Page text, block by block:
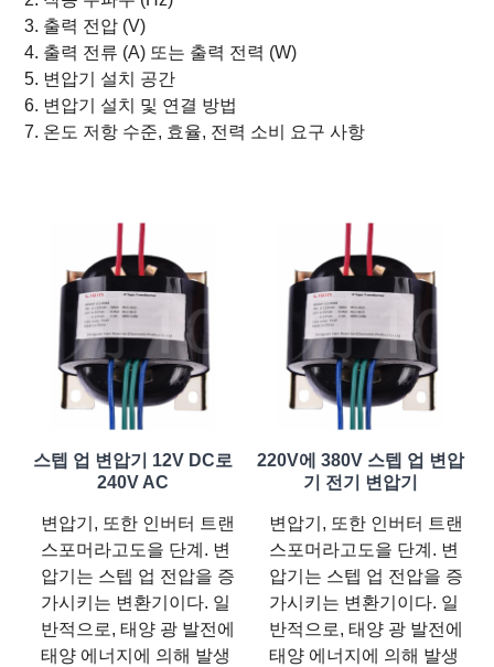
3. 출력 전압 (V)
4. 출력 전류 (A) 또는 출력 전력 (W)
5. 변압기 설치 공간
6. 변압기 설치 및 연결 방법
7. 온도 저항 수준, 효율, 전력 소비 요구 사항
스텝 업 변압기 12V DC로
240V AC
변압기, 또한 인버터 트랜
스포머라고도을 단계. 변
압기는 스텝 업 전압을 증
가시키는 변환기이다. 일
반적으로, 태양 광 발전에
태양 에너지에 의해 발생
220V에 380V 스텝 업 변압
기 전기 변압기
변압기, 또한 인버터 트랜
스포머라고도을 단계. 변
압기는 스텝 업 전압을 증
가시키는 변환기이다. 일
반적으로, 태양 광 발전에
태양 에너지에 의해 발생